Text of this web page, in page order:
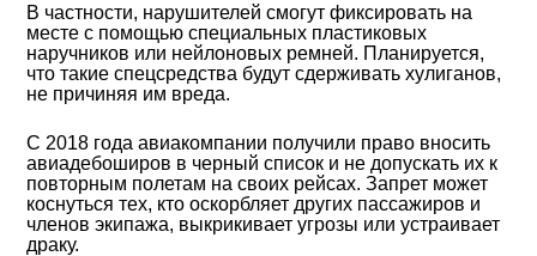
В частности, нарушителей смогут фиксировать на
месте с помощью специальных пластиковых
наручников или нейлоновых ремней. Планируется,
что такие спецсредства будут сдерживать хулиганов,
не причиняя им вреда.
С 2018 года авиакомпании получили право вносить
авиадебоширов в черный список и не допускать их к
повторным полетам на своих рейсах. Запрет может
коснуться тех, кто оскорбляет других пассажиров и
членов экипажа, выкрикивает угрозы или устраивает
драку.